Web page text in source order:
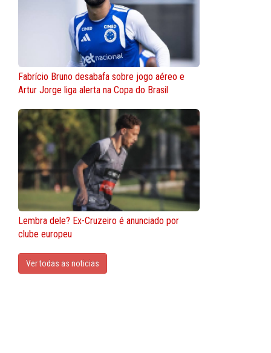
Fabrício Bruno desabafa sobre jogo aéreo e
Artur Jorge liga alerta na Copa do Brasil
Lembra dele? Ex-Cruzeiro é anunciado por
clube europeu
Ver todas as noticias